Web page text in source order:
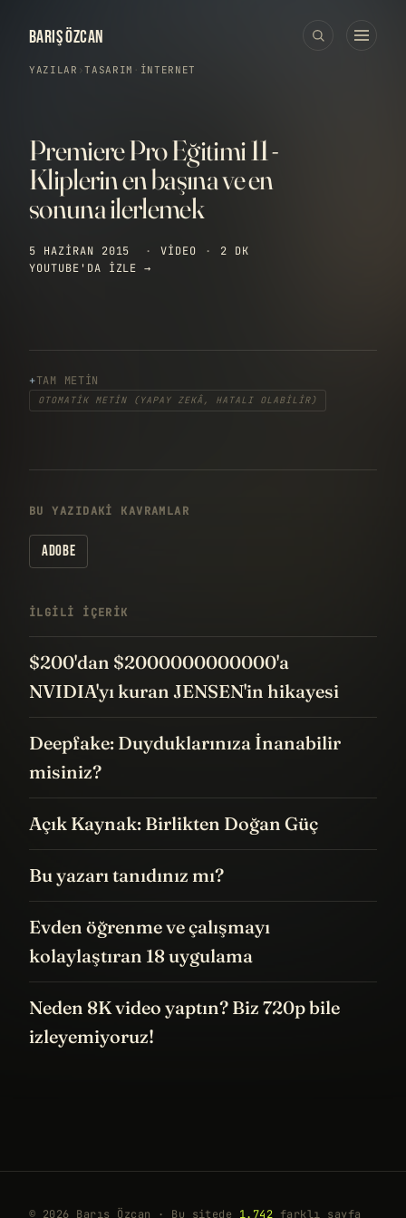
BARIŞ ÖZCAN
YAZILAR ›TASARIM · İNTERNET
Premiere Pro Eğitimi 11 -
Kliplerin en başına ve en
sonuna ilerlemek
5 HAZIRAN 2015 · VIDEO ·
2 DK
YOUTUBE'DA IZLE →
TAM METIN
OTOMATIK METIN (YAPAY ZEKÂ, HATALI OLABILIR)
BU YAZIDAKI KAVRAMLAR
ADOBE
İLGILI IÇERIK
$200'dan $2000000000000'a
NVIDIA'yı kuran JENSEN'in hikayesi
Deepfake: Duyduklarınıza İnanabilir
misiniz?
Açık Kaynak: Birlikten Doğan Güç
Bu yazarı tanıdınız mı?
Evden öğrenme ve çalışmayı
kolaylaştıran 18 uygulama
Neden 8K video yaptın? Biz 720p bile
izleyemiyoruz!
© 2026 Barış Özcan · Bu sitede 1.742 farklı sayfa